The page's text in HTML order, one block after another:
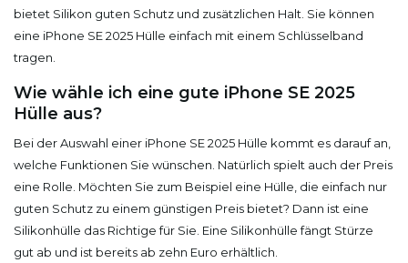
bietet Silikon guten Schutz und zusätzlichen Halt. Sie können
eine iPhone SE 2025 Hülle einfach mit einem Schlüsselband
tragen.
Wie wähle ich eine gute iPhone SE 2025
Hülle aus?
Bei der Auswahl einer iPhone SE 2025 Hülle kommt es darauf an,
welche Funktionen Sie wünschen. Natürlich spielt auch der Preis
eine Rolle. Möchten Sie zum Beispiel eine Hülle, die einfach nur
guten Schutz zu einem günstigen Preis bietet? Dann ist eine
Silikonhülle das Richtige für Sie. Eine Silikonhülle fängt Stürze
gut ab und ist bereits ab zehn Euro erhältlich.